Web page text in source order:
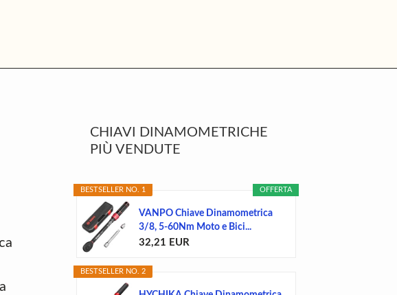
Primary
Sidebar
CHIAVI DINAMOMETRICHE
PIÙ VENDUTE
OFFERTA
BESTSELLER NO. 1
VANPO Chiave Dinamometrica
3/8, 5-60Nm Moto e Bici...
32,21 EUR
BESTSELLER NO. 2